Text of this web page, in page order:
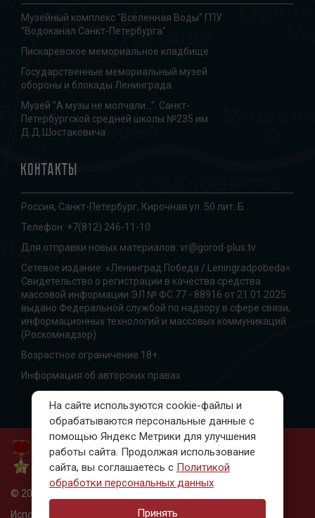
Музейный комплекс "Вселенная Воды" ГПУ
"Водоканал Санкт-Петербурга"
Пискаревское мемориальное кладбище
Государственные мемориальный музей
обороны и блокады Ленинграда
Музей "А музы не молчали...". Санкт-
Петербургской средней школы №235 им.
Д.Д.Шостаковича
Контакты
Россия, Санкт-Петербург, Кирочная ул. 50 лит. Б
Телефон: +7(812) 246-11-10
Для отправки новых материалов: vr@gorod-plus.tv
Сетевое издание: «Ленинград.Победа / Leningradpobeda»
Свидетельство о регистрации в качества средства
массовой информации ЭЛ № ФС 77 - 88916 от 21.01.2025
выдано Федеральной службой по надзору в сфере связи,
информационных технологий и массовых коммуникаций
(Роскомнадзор)
Возрастное ограничение 18+.
Информация об авторских правах
© 2010-2023, Ленинград. Победа
Использование материалов только с письменного
На сайте используются cookie-файлы и
обрабатываются персональные данные с
помощью Яндекс Метрики для улучшения
работы сайта. Продолжая использование
сайта, вы соглашаетесь с Политикой
обработки персональных данных
Принять